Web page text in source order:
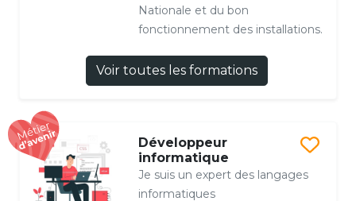
Nationale et du bon
fonctionnement des installations.
Voir toutes les formations
Développeur
informatique
Je suis un expert des langages
informatiques